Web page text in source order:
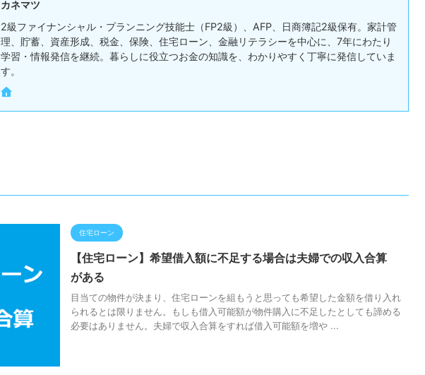
カネマツ
2級ファイナンシャル・プランニング技能士（FP2級）、AFP、日商簿記2級保有。家計管
理、貯蓄、資産形成、税金、保険、住宅ローン、金融リテラシーを中心に、7年にわたり
学習・情報発信を継続。暮らしに役立つお金の知識を、わかりやすく丁寧に発信していま
す。
住宅ローン
【住宅ローン】希望借入額に不足する場合は夫婦での収入合算
がある
目当ての物件が決まり、住宅ローンを組もうと思っても希望した金額を借り入れ
られるとは限りません。もしも借入可能額が物件購入に不足したとしても諦める
必要はありません。夫婦で収入合算をすれば借入可能額を増や ...